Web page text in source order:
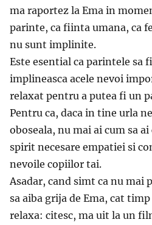
ma raportez la Ema in
parinte, ca fiinta umana, ca
nu sunt implinite.
Este esential ca parintele sa
implineasca acele nevoi
relaxat pentru a putea fi un
Pentru ca, daca in tine urla
oboseala, nu mai ai cum sa
spirit necesare empatiei si
nevoile copiilor tai.
Asadar, cand simt ca nu mai
sa aiba grija de Ema, cat
relaxa: citesc, ma uit la un